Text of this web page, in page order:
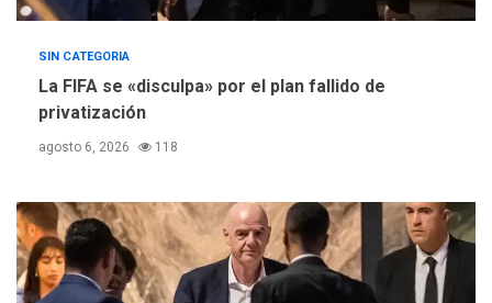
SIN CATEGORIA
La FIFA se «disculpa» por el plan fallido de
privatización
agosto 6, 2026 118